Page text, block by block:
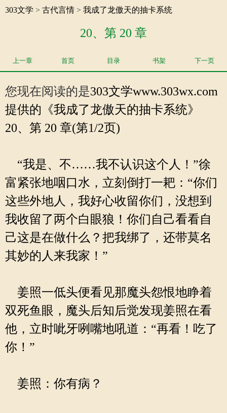
303文学 > 古代言情 > 我成了龙傲天的抽卡系统
20、第 20 章
上一章 首页 目录 书架 下一页
您现在阅读的是303文学www.303wx.com
提供的《我成了龙傲天的抽卡系统》
20、第 20 章(第1/2页)
“我是、不……我不认识这个人！”徐
富紧张地咽口水，立刻倒打一耙：“你们
这些外地人，我好心收留你们，没想到
我收留了两个白眼狼！你们自己看看自
己这是在做什么？把我绑了，还带莫名
其妙的人来我家！”
姜照一低头便看见那魔头怨恨地睁着
双死鱼眼，魔头后知后觉发现姜照在看
他，立时呲牙咧嘴地吼道：“再看！吃了
你！”
姜照：你有病？